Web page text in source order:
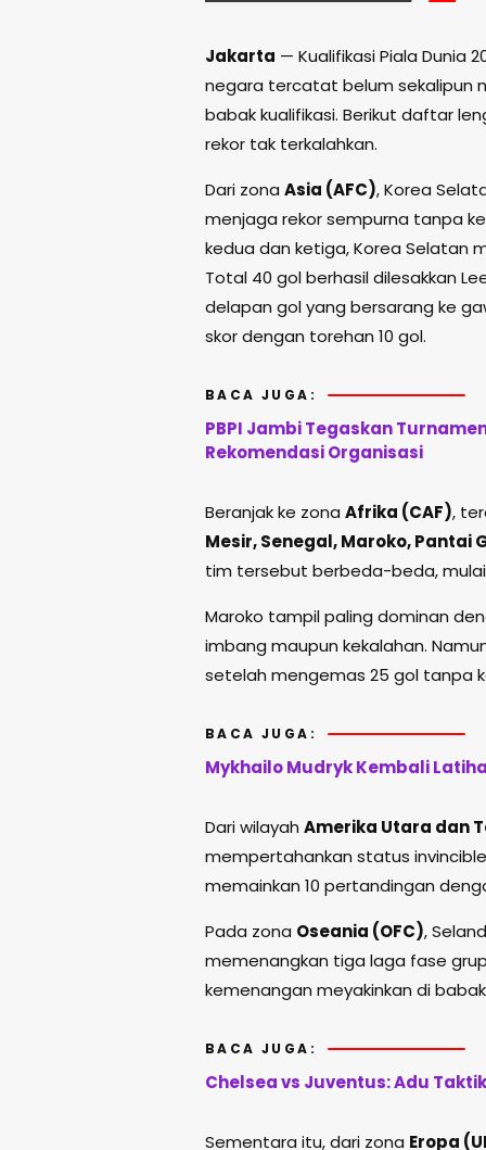
Jakarta — Kualifikasi Piala Dunia
negara tercatat belum sekalipun
babak kualifikasi. Berikut daftar
rekor tak terkalahkan.
Dari zona Asia (AFC), Korea
menjaga rekor sempurna tanpa
kedua dan ketiga, Korea Selatan
Total 40 gol berhasil dilesakkan
delapan gol yang bersarang ke
skor dengan torehan 10 gol.
BACA JUGA:
PBPI Jambi Tegaskan
Rekomendasi Organisasi
Beranjak ke zona Afrika (CAF),
Mesir, Senegal, Maroko, Pantai
tim tersebut berbeda-beda,
Maroko tampil paling dominan
imbang maupun kekalahan.
setelah mengemas 25 gol tanpa
BACA JUGA:
Mykhailo Mudryk Kembali
Dari wilayah Amerika Utara dan
mempertahankan status
memainkan 10 pertandingan
Pada zona Oseania (OFC),
memenangkan tiga laga fase
kemenangan meyakinkan di
BACA JUGA:
Chelsea vs Juventus: Adu
Sementara itu, dari zona Eropa